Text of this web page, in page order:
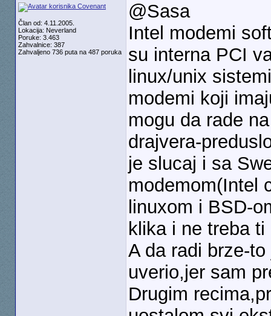
Član od: 4.11.2005.
Lokacija: Neverland
Poruke: 3.463
Zahvalnice: 387
Zahvaljeno 736 puta na 487 poruka
@Sasa
Intel modemi
su interna PCI
linux/unix
modemi koji
mogu da rade
drajvera-
je slucaj i sa
modemom(Intel
linuxom i BSD-
klika i ne treba
A da radi brze-
uverio,jer sam
Drugim